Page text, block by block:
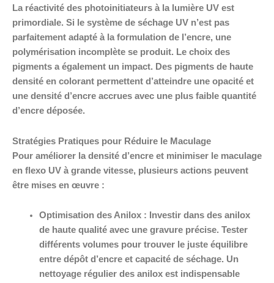
La réactivité des photoinitiateurs à la lumière UV est
primordiale. Si le système de séchage UV n’est pas
parfaitement adapté à la formulation de l’encre, une
polymérisation incomplète se produit. Le choix des
pigments a également un impact. Des pigments de haute
densité en colorant permettent d’atteindre une opacité et
une densité d’encre accrues avec une plus faible quantité
d’encre déposée.
Stratégies Pratiques pour Réduire le Maculage
Pour améliorer la densité d’encre et minimiser le maculage
en flexo UV à grande vitesse, plusieurs actions peuvent
être mises en œuvre :
Optimisation des Anilox : Investir dans des anilox
de haute qualité avec une gravure précise. Tester
différents volumes pour trouver le juste équilibre
entre dépôt d’encre et capacité de séchage. Un
nettoyage régulier des anilox est indispensable